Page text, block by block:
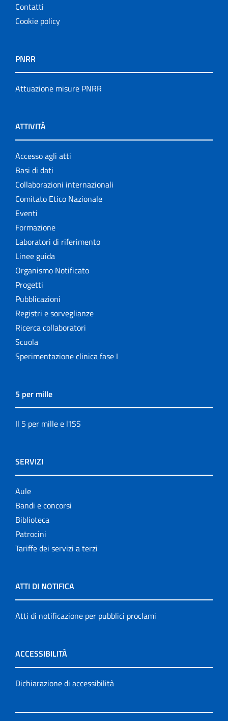
Contatti
Cookie policy
PNRR
Attuazione misure PNRR
ATTIVITÀ
Accesso agli atti
Basi di dati
Collaborazioni internazionali
Comitato Etico Nazionale
Eventi
Formazione
Laboratori di riferimento
Linee guida
Organismo Notificato
Progetti
Pubblicazioni
Registri e sorveglianze
Ricerca collaboratori
Scuola
Sperimentazione clinica fase I
5 per mille
Il 5 per mille e l'ISS
SERVIZI
Aule
Bandi e concorsi
Biblioteca
Patrocini
Tariffe dei servizi a terzi
ATTI DI NOTIFICA
Atti di notificazione per pubblici proclami
ACCESSIBILITÀ
Dichiarazione di accessibilità